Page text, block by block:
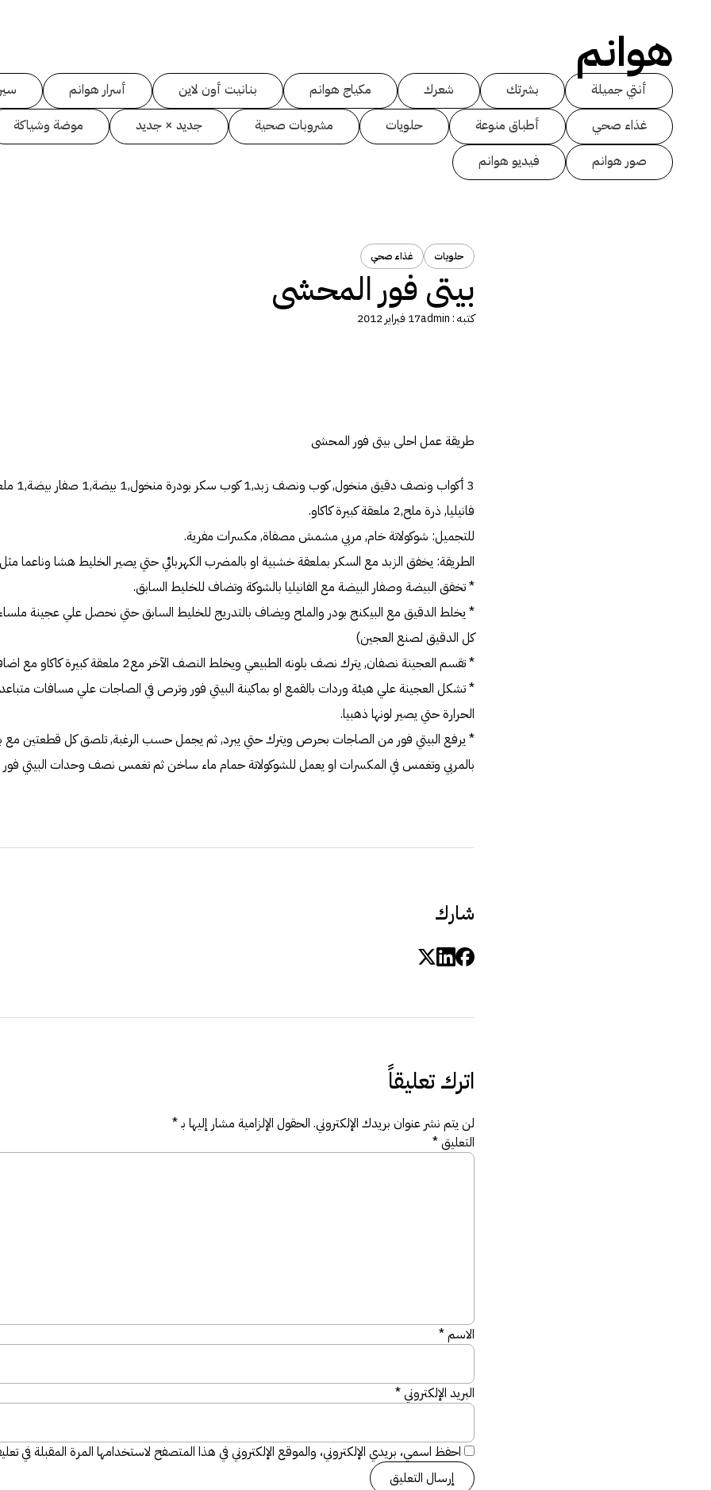
هوانم
أنتي جميلة بشرتك شعرك مكياج هوانم بنانيت أون لاين أسرار هوانم
غذاء صحي
أطباق منوعة حلويات مشروبات صحية جديد × جديد
موضة وشياكة
صور هوانم
فيديو هوانم
حلويات غذاء صحي
بيتى فور المحشى
كتبه :admin17 فبراير 2012
طريقة عمل احلى بيتى فور المحشى
3‏ أكواب
فانيليا‏,‏ ذرة ملح‏,2‏ ملعقة كبيرة كاكاو‏.‏
للتجميل‏:‏ شوكولاتة خام‏,‏ مربي مشمش مصفاة‏,‏ مكسرات مفرية‏.‏
الطريقة‏:‏ يخفق الزبد مع السكر بملعقة خشبية او بالمضرب الكهربائي حتي يصير الخليط هشا وناعما
‏*‏ تخفق البيضة وصفار البيضة مع الفانيليا بالشوكة وتضاف للخليط السابق‏.‏
‏*‏ يخلط الدقيق مع البيكنج بودر والملح ويضاف بالتدريج للخليط السابق حتي نحصل علي عجينة
كل الدقيق لصنع العجين‏)‏
‏*‏ تقسم العجينة نصفان‏,‏ يترك نصف بلونه الطبيعي ويخلط النصف الآخر مع‏2‏ ملعقة كبيرة كاكاو مع اضافة‏1-2‏ ملعقة كبيرة لبن‏.‏
‏*‏ تشكل العجينة علي هيئة وردات بالقمع او بماكينة البيتي فور وترص في الصاجات علي مسافات
الحرارة حتي يصير لونها ذهبيا‏.‏
‏*‏ يرفع البيتي فور من الصاجات بحرص ويترك حتي يبرد‏,‏ ثم يجمل حسب الرغبة‏,‏ تلصق كل قطعتين مع
بالمربي وتغمس في المكسرات او يعمل للشوكولاتة حمام ماء ساخن ثم تغمس نصف وحدات البيتي فور في
شارك
اترك تعليقاً
لن يتم نشر عنوان بريدك الإلكتروني. الحقول الإلزامية مشار إليها بـ*
التعليق*
الاسم*
البريد الإلكتروني*
احفظ اسمي، بريدي الإلكتروني، والموقع الإلكتروني في هذا المتصفح لاستخدامها المرة المقبلة في